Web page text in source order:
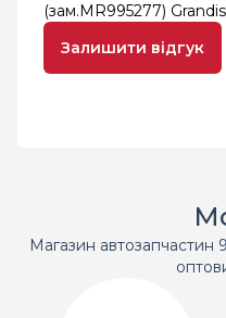
(зам.MR995277) Grandis
Залишити відгук
Магазин автозапчастин